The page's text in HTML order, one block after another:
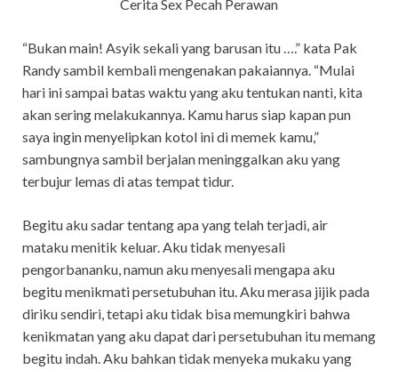
Cerita Sex Pecah Perawan
“Bukan main! Asyik sekali yang barusan itu ….” kata Pak
Randy sambil kembali mengenakan pakaiannya. “Mulai
hari ini sampai batas waktu yang aku tentukan nanti, kita
akan sering melakukannya. Kamu harus siap kapan pun
saya ingin menyelipkan kotol ini di memek kamu,”
sambungnya sambil berjalan meninggalkan aku yang
terbujur lemas di atas tempat tidur.
Begitu aku sadar tentang apa yang telah terjadi, air
mataku menitik keluar. Aku tidak menyesali
pengorbananku, namun aku menyesali mengapa aku
begitu menikmati persetubuhan itu. Aku merasa jijik pada
diriku sendiri, tetapi aku tidak bisa memungkiri bahwa
kenikmatan yang aku dapat dari persetubuhan itu memang
begitu indah. Aku bahkan tidak menyeka mukaku yang